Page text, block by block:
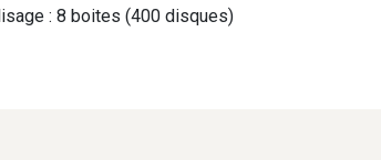
: 8 boites (400 disques)